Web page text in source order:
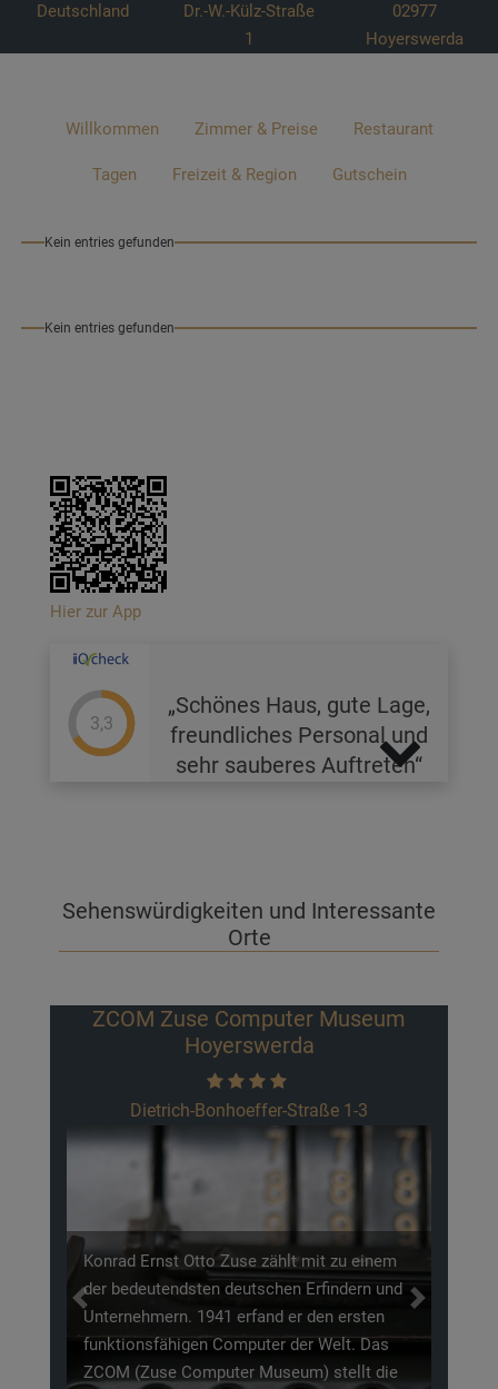
Deutschland
Dr.-W.-Külz-Straße
1
02977
Hoyerswerda
Willkommen Zimmer & Preise Restaurant
Tagen Freizeit & Region Gutschein
Kein entries gefunden
Kein entries gefunden
Hier zur App
3,3
Schönes Haus, gute Lage,
freundliches Personal und
sehr sauberes Auftreten
Sehenswürdigkeiten und Interessante
Orte
Zuse Computer Museum
Hoyerswerda
Dietrich-Bonhoeffer-Straße 1-3
Ernst Otto Zuse zählt mit zu einem
deutschen Erfindern und
1941 erfand er den ersten
Computer der Welt. Das
(Zuse Computer Museum) stellt die
Unter dem Motto
Begeistern",
auf einer Fläche
einzigartiges
Previous Next